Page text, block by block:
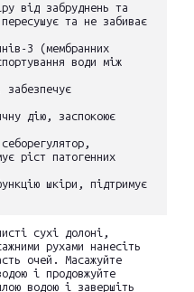
від забруднень та
та не забиває
3 (мембранних
води між
забезпечує
дію, заспокоює
ріст патогенних
шкіри, підтримує
сухі долоні,
рухами нанесіть
очей. Масажуйте
і продовжуйте
водою і завершіть